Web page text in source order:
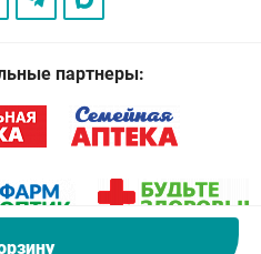
партнеры: